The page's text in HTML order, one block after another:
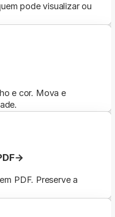
pode visualizar ou
e cor. Mova e
PDF. Preserve a